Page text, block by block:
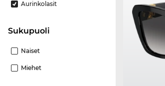
Aurinkolasit
Sukupuoli
Naiset
Miehet